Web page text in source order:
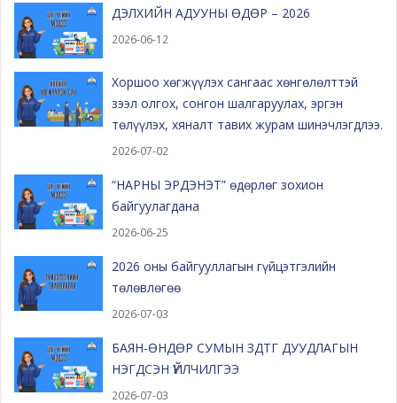
ДЭЛХИЙН АДУУНЫ ӨДӨР – 2026
2026-06-12
Хоршоо хөгжүүлэх сангаас хөнгөлөлттэй
зээл олгох, сонгон шалгаруулах, эргэн
төлүүлэх, хяналт тавих журам шинэчлэгдлээ.
2026-07-02
“НАРНЫ ЭРДЭНЭТ” өдөрлөг зохион
байгуулагдана
2026-06-25
2026 оны байгууллагын гүйцэтгэлийн
төлөвлөгөө
2026-07-03
БАЯН-ӨНДӨР СУМЫН ЗДТГ ДУУДЛАГЫН
НЭГДСЭН ҮЙЛЧИЛГЭЭ
2026-07-03